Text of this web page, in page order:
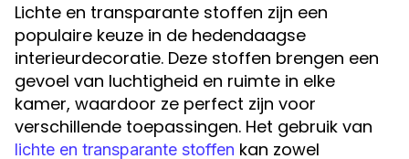
Lichte en transparante stoffen zijn een
populaire keuze in de hedendaagse
interieurdecoratie. Deze stoffen brengen een
gevoel van luchtigheid en ruimte in elke
kamer, waardoor ze perfect zijn voor
verschillende toepassingen. Het gebruik van
lichte en transparante stoffen kan zowel